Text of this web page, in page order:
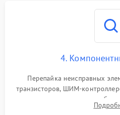
4.
Перепайка неисправных
транзисторов, ШИМ-
памяти при программных
разборка матрицы и замена